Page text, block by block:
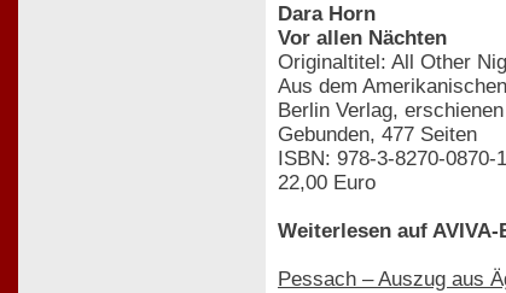
Dara Horn
Vor allen Nächten
Originaltitel: All Other
Aus dem
Berlin Verlag,
Gebunden, 477 Seiten
ISBN: 978-3-8270-0870-1
22,00 Euro
Weiterlesen auf
Pessach – Auszug aus